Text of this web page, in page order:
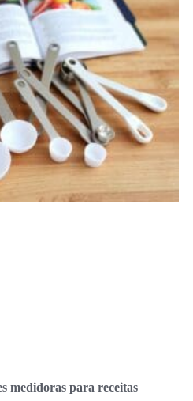
medidoras para receitas